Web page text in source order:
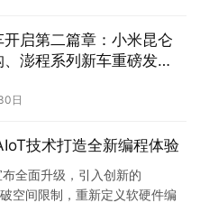
开启第二篇章：小米昆仑
、澎程系列新车重磅发
日
技术打造全新编程体验
全面升级，引入创新的
空间限制，重新定义软硬件编